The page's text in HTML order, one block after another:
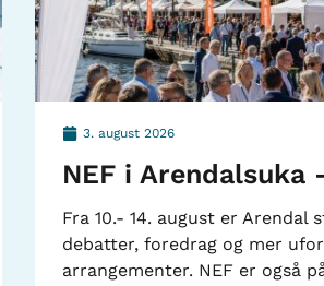
3. august 2026
NEF i Arendalsuka
Fra 10.- 14. august er Arendal
debatter, foredrag og mer
arrangementer. NEF er også